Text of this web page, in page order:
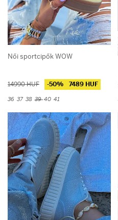
Női sportcipők WOW
14990 HUF -50% 7489 HUF
36 37 38 3940 41